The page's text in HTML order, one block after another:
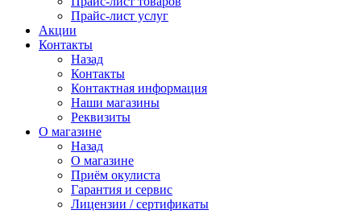
Прайс-лист услуг
Акции
Контакты
Назад
Контакты
Контактная информация
Наши магазины
Реквизиты
О магазине
Назад
О магазине
Приём окулиста
Гарантия и сервис
Лицензии / сертификаты